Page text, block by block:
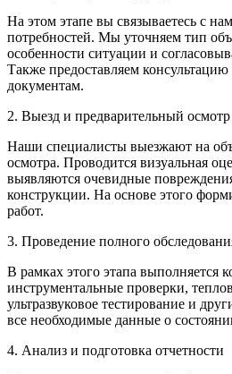
На этом этапе вы связываетесь с
потребностей. Мы уточняем тип
особенности ситуации и
Также предоставляем
документам.
2. Выезд и предварительный осмотр
Наши специалисты выезжают на
осмотра. Проводится визуальная
выявляются очевидные
конструкции. На основе этого
работ.
3. Проведение полного
В рамках этого этапа выполняется
инструментальные проверки,
ультразвуковое тестирование и
все необходимые данные о
4. Анализ и подготовка отчетности